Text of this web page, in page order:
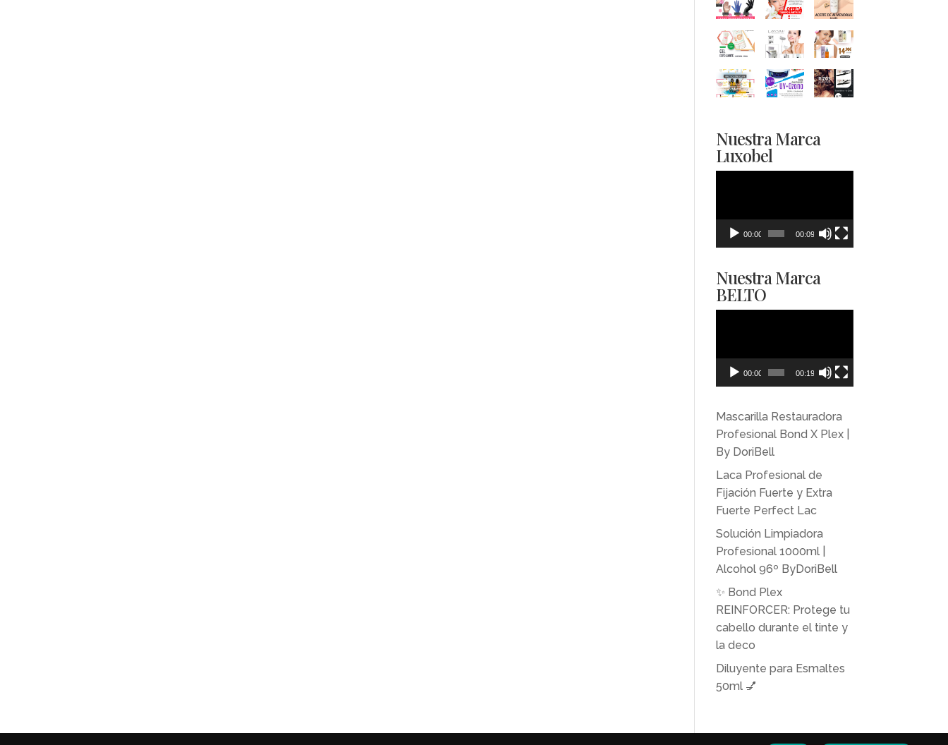
Nuestra Marca
Luxobel
00:00 00:09
Nuestra Marca
BELTO
00:00 00:19
Mascarilla Restauradora
Profesional Bond X Plex |
By DoriBell
Laca Profesional de
Fijación Fuerte y Extra
Fuerte Perfect Lac
Solución Limpiadora
Profesional 1000ml |
Alcohol 96º ByDoriBell
✨ Bond Plex
REINFORCER: Protege tu
cabello durante el tinte y
la deco
Diluyente para Esmaltes
50ml 💅